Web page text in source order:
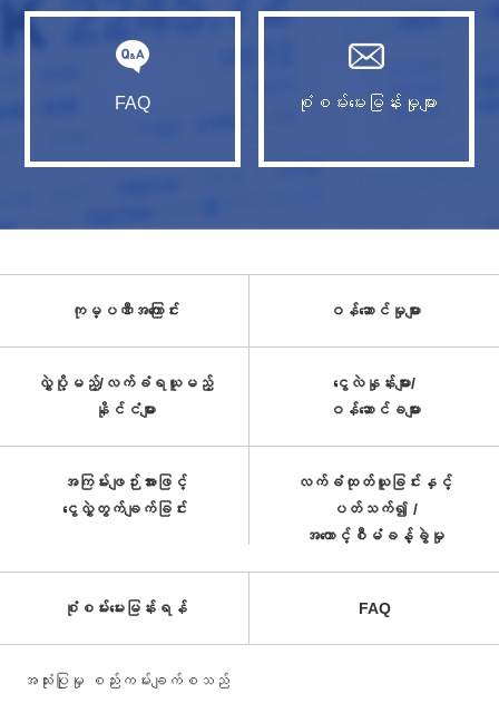
FAQ စုံစမ်းမေးမြန်းမှုများ
ကုမ္ပဏီအကြောင်း ဝန်ဆောင်မှုများ
လွှဲပို့မည့်/လက်ခံရယူမည့်
နိုင်ငံများ
ငွေလဲနှုန်းများ/
ဝန်ဆောင်ခများ
အကြမ်းဖျဉ်းအားဖြင့်
ငွေလွှဲတွက်ချက်ခြင်း
လက်ခံထုတ်ယူခြင်းနှင့်
ပတ်သက်၍ /
အကောင့်စီမံခန့်ခွဲမှု
စုံစမ်းမေးမြန်းရန် FAQ
အသုံးပြုမှု စည်းကမ်းချက်စသည်